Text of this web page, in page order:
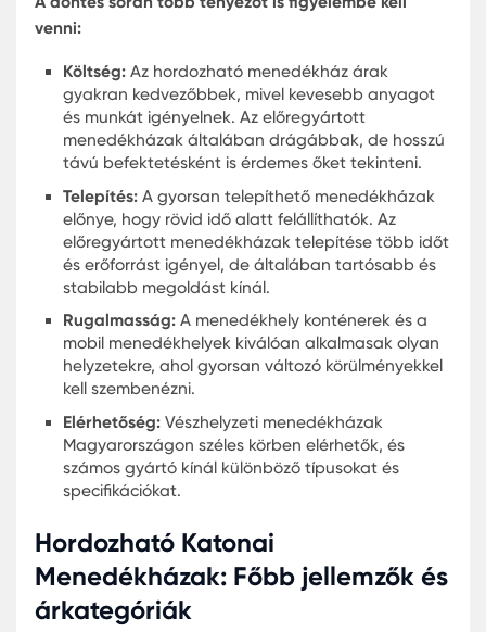
menedékhelyeket tekintve számos különbséget
előnyt figyelembe kell venni.
Az előre gyártott menedékházak olyan
amelyeket előre elkészítenek és a helyszínen
fel. Ezek a menedékházak általában nagyobbak
stabilabbak, ideálisak hosszú távú használatra.
gyártók, mint a katonai menedékhely gyártók,
különféle specifikációkban és méretekben
ilyen típusú menedékházakat, hogy
egyes igényeknek.
Ezzel szemben a mobil menedékhelyek - mint
a hordozható katonai menedékházak vagy a
hordozható vészhelyzeti menedékházak -
mozgathatók és gyorsan telepíthetők. Azok
akiknek gyors reakcióra és rugalmasságra van
szükségük, mint például katasztrófa-
választások.